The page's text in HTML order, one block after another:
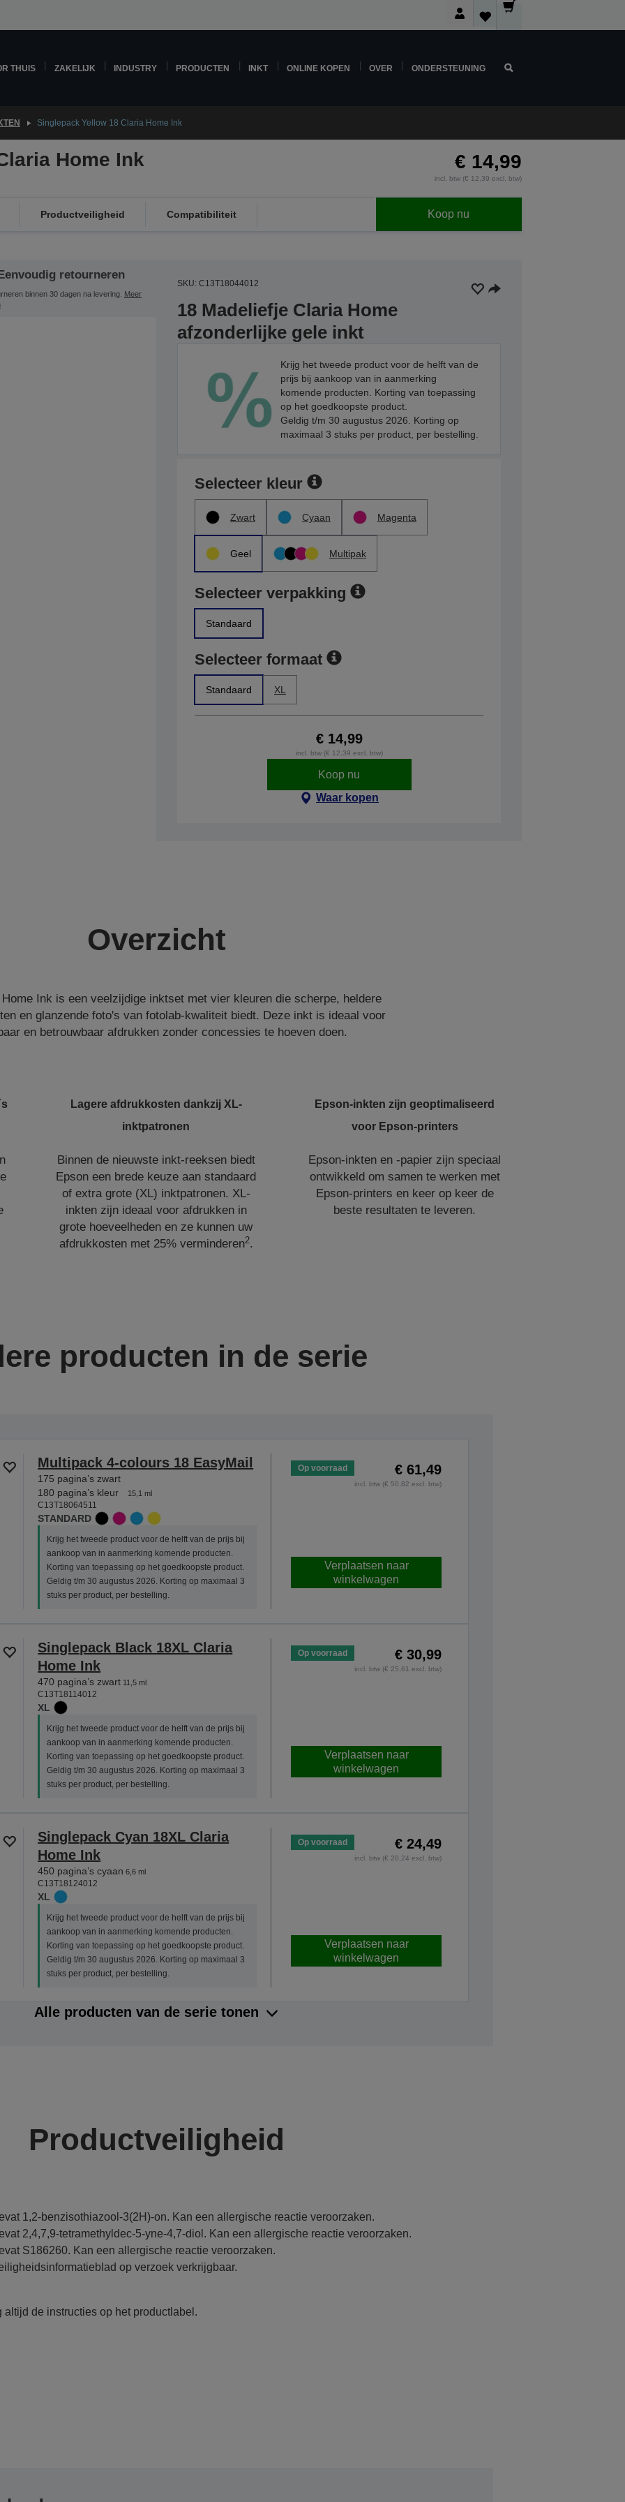
THUIS ZAKELIJK INDUSTRY PRODUCTEN INKT ONLINE KOPEN OVER ONDERSTEUNING
Singlepack Yellow 18 Claria Home Ink
Home Ink € 14,99
incl. btw (€ 12,39 excl. btw)
Productveiligheid Compatibiliteit Koop nu
retourneren
binnen 30 dagen na levering. Meer
SKU: C13T18044012
18 Madeliefje Claria Home
afzonderlijke gele inkt
Krijg het tweede product voor de helft van de
prijs bij aankoop van in aanmerking
komende producten. Korting van toepassing
op het goedkoopste product.
Geldig t/m 30 augustus 2026. Korting op
maximaal 3 stuks per product, per bestelling.
Selecteer kleur
Zwart Cyaan Magenta
Geel Multipak
Selecteer verpakking
Standaard
Selecteer formaat
Standaard XL
€ 14,99
incl. btw (€ 12,39 excl. btw)
Koop nu
Waar kopen
Overzicht
Ink is een veelzijdige inktset met vier kleuren die scherpe, heldere
en glanzende foto's van fotolab-kwaliteit biedt. Deze inkt is ideaal voor
en betrouwbaar afdrukken zonder concessies te hoeven doen.
Lagere afdrukkosten dankzij XL-
inktpatronen
Binnen de nieuwste inkt-reeksen biedt
Epson een brede keuze aan standaard
of extra grote (XL) inktpatronen. XL-
inkten zijn ideaal voor afdrukken in
grote hoeveelheden en ze kunnen uw
afdrukkosten met 25% verminderen2.
Epson-inkten zijn geoptimaliseerd
voor Epson-printers
Epson-inkten en -papier zijn speciaal
ontwikkeld om samen te werken met
Epson-printers en keer op keer de
beste resultaten te leveren.
producten in de serie
Multipack 4-colours 18 EasyMail
175 pagina’s zwart
180 pagina’s kleur
15,1 ml
C13T18064511
STANDARD
Krijg het tweede product voor de helft van de prijs bij
aankoop van in aanmerking komende producten.
Korting van toepassing op het goedkoopste product.
Geldig t/m 30 augustus 2026. Korting op maximaal 3
stuks per product, per bestelling.
Op voorraad € 61,49
incl. btw (€ 50,82 excl. btw)
Verplaatsen naar
winkelwagen
Singlepack Black 18XL Claria
Home Ink
470 pagina’s zwart 11,5 ml
C13T18114012
XL
Krijg het tweede product voor de helft van de prijs bij
aankoop van in aanmerking komende producten.
Korting van toepassing op het goedkoopste product.
Geldig t/m 30 augustus 2026. Korting op maximaal 3
stuks per product, per bestelling.
Op voorraad € 30,99
incl. btw (€ 25,61 excl. btw)
Verplaatsen naar
winkelwagen
Singlepack Cyan 18XL Claria
Home Ink
450 pagina’s cyaan 6,6 ml
C13T18124012
XL
Krijg het tweede product voor de helft van de prijs bij
aankoop van in aanmerking komende producten.
Korting van toepassing op het goedkoopste product.
Geldig t/m 30 augustus 2026. Korting op maximaal 3
stuks per product, per bestelling.
Op voorraad € 24,49
incl. btw (€ 20,24 excl. btw)
Verplaatsen naar
winkelwagen
Alle producten van de serie tonen
Productveiligheid
1,2-benzisothiazool-3(2H)-on. Kan een allergische reactie veroorzaken.
2,4,7,9-tetramethyldec-5-yne-4,7-diol. Kan een allergische reactie veroorzaken.
S186260. Kan een allergische reactie veroorzaken.
op verzoek verkrijgbaar.
altijd de instructies op het productlabel.